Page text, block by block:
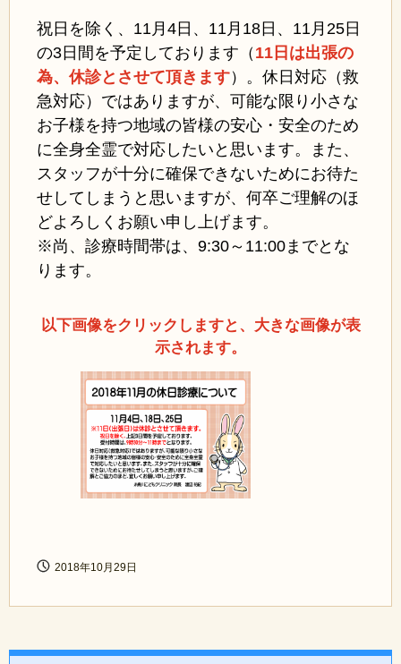
祝日を除く、11月4日、11月18日、11月25日
の3日間を予定しております（ 11日は出張の
為、休診とさせて頂きます）。休日対応（救
急対応）ではありますが、可能な限り小さな
お子様を持つ地域の皆様の安心・安全のため
に全身全霊で対応したいと思います。また、
スタッフが十分に確保できないためにお待た
せしてしまうと思いますが、何卒ご理解のほ
どよろしくお願い申し上げます。
※尚、診療時間帯は、9:30～11:00までとな
ります。
以下画像をクリックしますと、大きな画像が表
示されます。
2018年10月29日